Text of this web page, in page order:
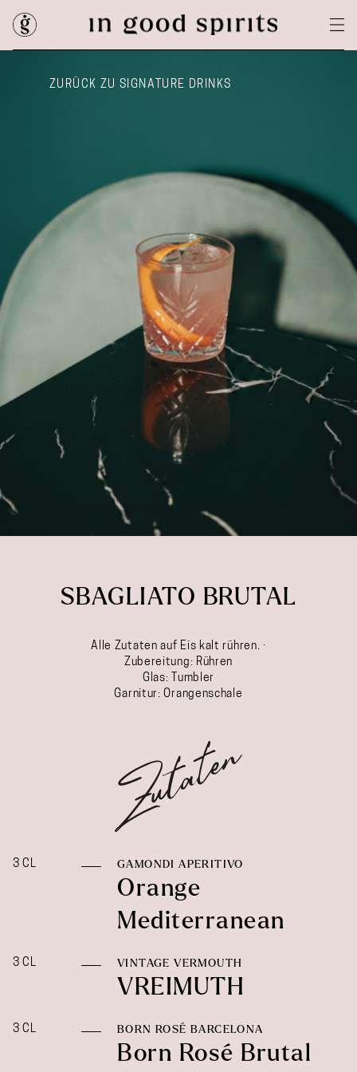
ZURÜCK ZU SIGNATURE DRINKS
SBAGLIATO BRUTAL
Alle Zutaten auf Eis kalt rühren. ·
Zubereitung: Rühren
Glas: Tumbler
Garnitur: Orangenschale
3 CL GAMONDI APERITIVO
Orange
Mediterranean
3 CL VINTAGE VERMOUTH
VREIMUTH
3 CL BORN ROSÉ BARCELONA
Born Rosé Brutal